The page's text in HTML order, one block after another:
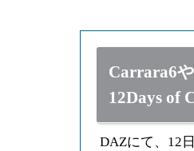
Carrara6
12Days of
DAZにて、12